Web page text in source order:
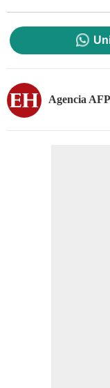
Agencia AFP